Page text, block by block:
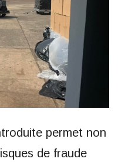
permet non
de fraude